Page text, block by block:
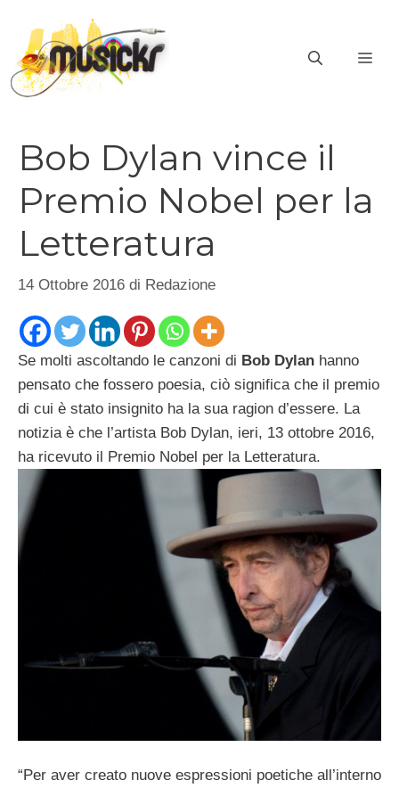
contenuto
Bob Dylan vince il
Premio Nobel per la
Letteratura
14 Ottobre 2016 di Redazione
Se molti ascoltando le canzoni di Bob Dylan hanno
pensato che fossero poesia, ciò significa che il premio
di cui è stato insignito ha la sua ragion d’essere. La
notizia è che l’artista Bob Dylan, ieri, 13 ottobre 2016,
ha ricevuto il Premio Nobel per la Letteratura.
“Per aver creato nuove espressioni poetiche all’interno